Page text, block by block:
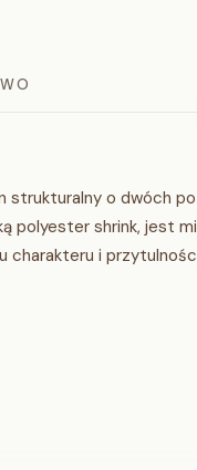
strukturalny o dwóch
polyester shrink, jest
charakteru i